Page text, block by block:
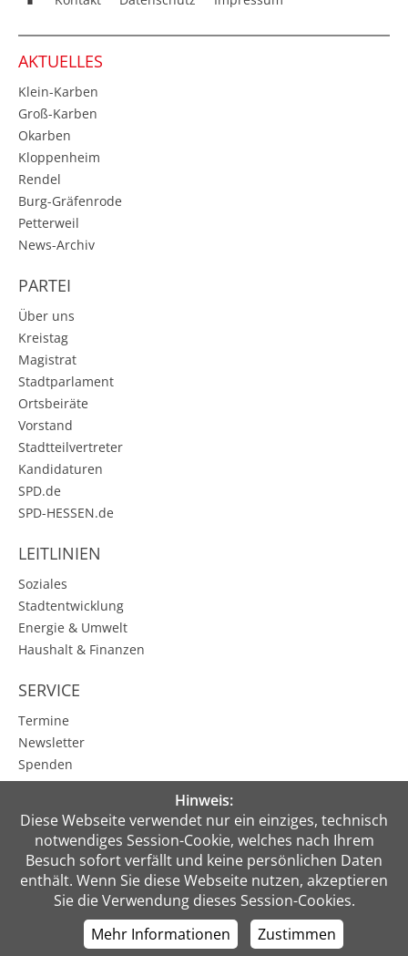
Hinweis:
Diese Webseite verwendet nur ein einziges, technisch
notwendiges Session-Cookie, welches nach Ihrem
Besuch sofort verfällt und keine persönlichen Daten
enthält. Wenn Sie diese Webseite nutzen, akzeptieren
Sie die Verwendung dieses Session-Cookies.
Mehr Informationen
Zustimmen
AKTUELLES
Klein-Karben
Groß-Karben
Okarben
Kloppenheim
Rendel
Burg-Gräfenrode
Petterweil
News-Archiv
PARTEI
Über uns
Kreistag
Magistrat
Stadtparlament
Ortsbeiräte
Vorstand
Stadtteilvertreter
Kandidaturen
SPD.de
SPD-HESSEN.de
LEITLINIEN
Soziales
Stadtentwicklung
Energie & Umwelt
Haushalt & Finanzen
SERVICE
Termine
Newsletter
Spenden
Karbener Spiegel
PRESSE
MEIN BEREICH